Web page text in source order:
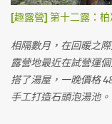
營位費450元。有額外
我們沒吃到，要在下
其實把它想成門票的
搭，隔天拔營只要在
以等於可以玩園區整
天大人380元、小孩
棚，一房一廳帳應該
B1靠近海邊，也有完
帳 B3與B4營位，都
1500元，夜衝750元
的管道，營主人很客
是我們第二次搭限量
[趣露營] 第十二露：
相隔數月，在回暖之
露營地最近在試營運
搭了湯屋，一晚價格
手工打造石頭泡湯池